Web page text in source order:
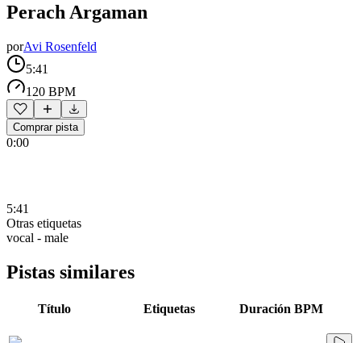
Perach Argaman
porAvi Rosenfeld
5:41
120 BPM
Comprar pista
0:00
5:41
Otras etiquetas
vocal - male
Pistas similares
Título Etiquetas Duración BPM